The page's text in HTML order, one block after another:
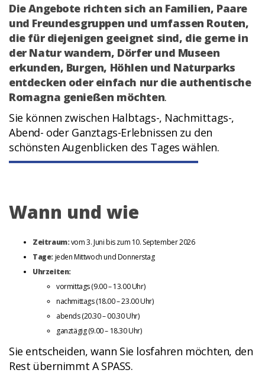
Die Angebote richten sich an Familien, Paare
und Freundesgruppen und umfassen Routen,
die für diejenigen geeignet sind, die gerne in
der Natur wandern, Dörfer und Museen
erkunden, Burgen, Höhlen und Naturparks
entdecken oder einfach nur die authentische
Romagna genießen möchten.
Sie können zwischen Halbtags-, Nachmittags-,
Abend- oder Ganztags-Erlebnissen zu den
schönsten Augenblicken des Tages wählen.
Wann und wie
Zeitraum:vom 3. Juni bis zum 10. September 2026
Tage:jeden Mittwoch und Donnerstag
Uhrzeiten:
vormittags (9.00 – 13.00 Uhr)
nachmittags (18.00 – 23.00 Uhr)
abends (20.30 – 00.30 Uhr)
ganztägig (9.00 – 18.30 Uhr)
Sie entscheiden, wann Sie losfahren möchten, den
Rest übernimmt A SPASS.